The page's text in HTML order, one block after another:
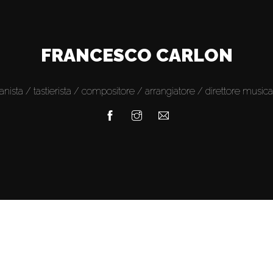
FRANCESCO CARLON
/ tastierista / compositore / arrangiatore / direttore